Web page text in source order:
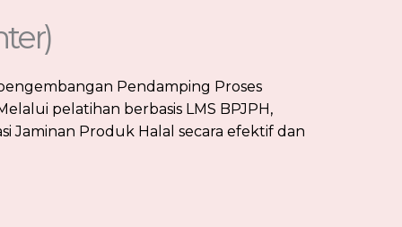
Pendamping Proses
pelatihan berbasis LMS BPJPH,
Jaminan Produk Halal secara efektif dan